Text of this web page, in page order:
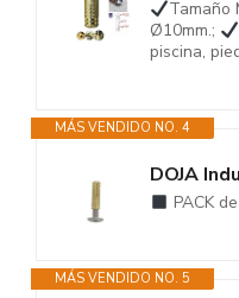
Tamaño
Ø10mm.;
piscina,
MÁS VENDIDO NO. 4
PACK
MÁS VENDIDO NO. 5